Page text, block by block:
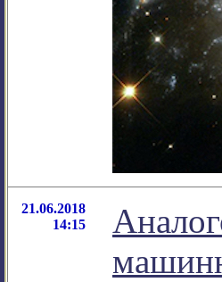
21.06.2018
14:15